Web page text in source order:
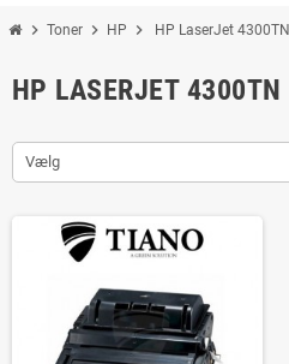
chevron_right Toner chevron_right HP chevron_right HP LaserJet 4300TN
HP LASERJET 4300TN
Vælg